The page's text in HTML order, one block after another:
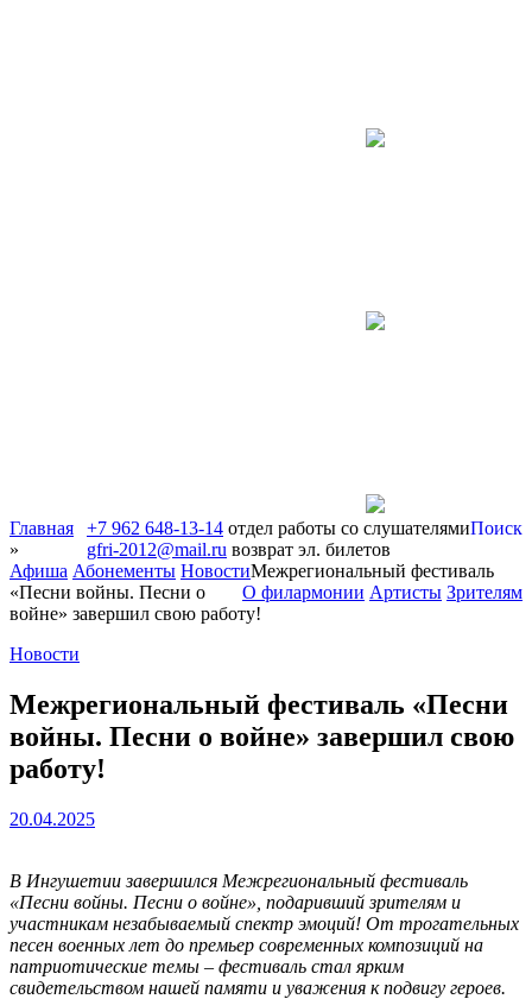
Поиск
+7 962 648-13-14 отдел работы со слушателями
gfri-2012@mail.ru возврат эл. билетов
Афиша Абонементы Новости
О филармонии Артисты Зрителям
Главная
»
Межрегиональный фестиваль
«Песни войны. Песни о
войне» завершил свою работу!
Новости
Межрегиональный фестиваль «Песни
войны. Песни о войне» завершил свою
работу!
20.04.2025
В Ингушетии завершился Межрегиональный фестиваль
«Песни войны. Песни о войне», подаривший зрителям и
участникам незабываемый спектр эмоций! От трогательных
песен военных лет до премьер современных композиций на
патриотические темы – фестиваль стал ярким
свидетельством нашей памяти и уважения к подвигу героев.